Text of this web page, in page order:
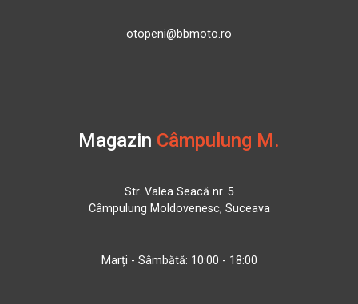
otopeni@bbmoto.ro
Magazin Câmpulung M.
Str. Valea Seacă nr. 5
Câmpulung Moldovenesc, Suceava
Marți - Sâmbătă: 10:00 - 18:00